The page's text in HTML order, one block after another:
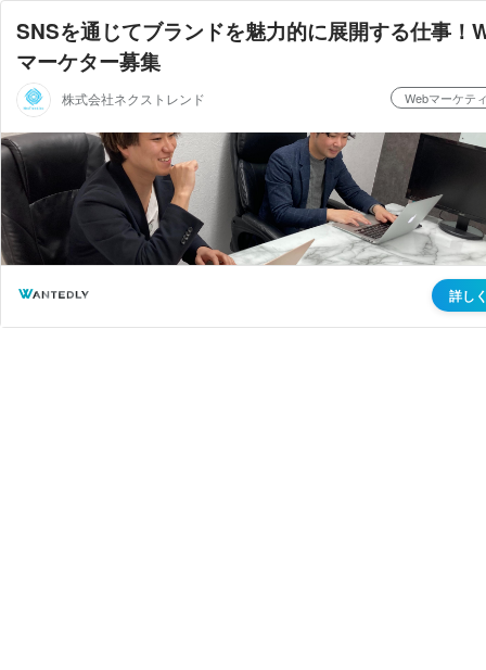
SNSを通じてブランドを魅力的に展開する仕事！
マーケター募集
株式会社ネクストレンド Webマーケテ
詳し